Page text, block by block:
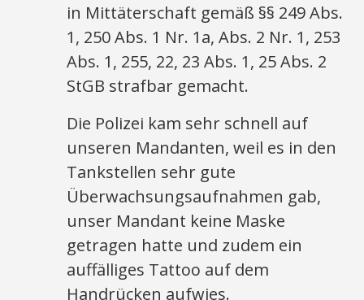
in Mittäterschaft gemäß §§ 249 Abs.
1, 250 Abs. 1 Nr. 1a, Abs. 2 Nr. 1, 253
Abs. 1, 255, 22, 23 Abs. 1, 25 Abs. 2
StGB strafbar gemacht.
Die Polizei kam sehr schnell auf
unseren Mandanten, weil es in den
Tankstellen sehr gute
Überwachsungsaufnahmen gab,
unser Mandant keine Maske
getragen hatte und zudem ein
auffälliges Tattoo auf dem
Handrücken aufwies.